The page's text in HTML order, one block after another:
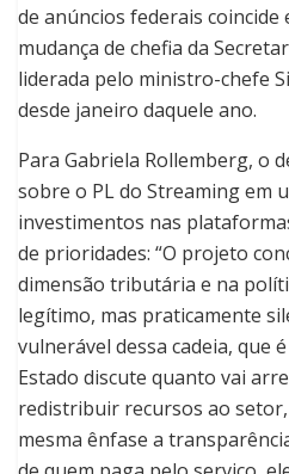
de anúncios federais coincide
mudança de chefia da
liderada pelo ministro-chefe
desde janeiro daquele ano.
Para Gabriela Rollemberg, o
sobre o PL do Streaming em
investimentos nas
de prioridades: “O projeto
dimensão tributária e na
legítimo, mas praticamente
vulnerável dessa cadeia, que
Estado discute quanto vai
redistribuir recursos ao
mesma ênfase a